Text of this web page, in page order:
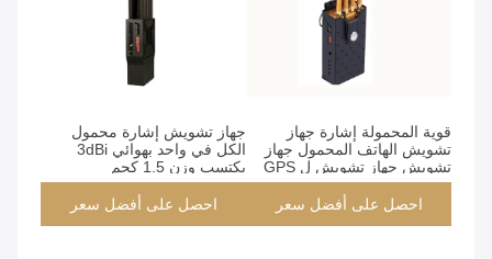
قوية المحمولة إشارة جهاز
تشويش الهاتف المحمول جهاز
تشويش جهاز تشويش ل GPS
واي فاي / 4G / 3G / 2G
احصل على أفضل سعر
جهاز تشويش إشارة محمول
الكل في واحد بهوائي 3dBi
يكتسب وزن 1.5 كجم
احصل على أفضل سعر